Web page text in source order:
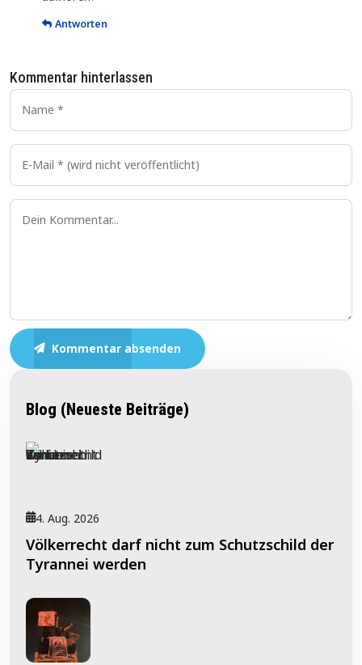
Antworten
Kommentar hinterlassen
Kommentar absenden
Blog (Neueste Beiträge)
4. Aug. 2026
Völkerrecht darf nicht zum Schutzschild der
Tyrannei werden